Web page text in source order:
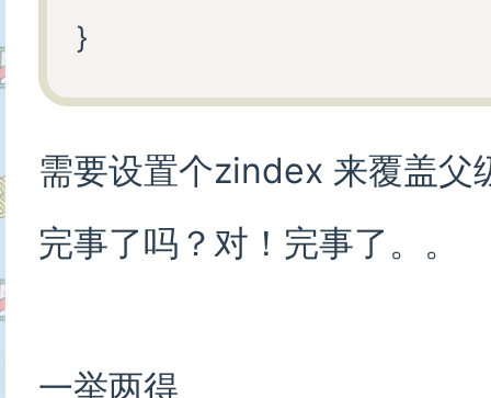
需要设置个zindex 来覆盖父
完事了吗？对！完事了。。
一举两得